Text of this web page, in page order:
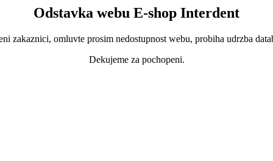
Odstavka webu E-shop Interdent
zakaznici, omluvte prosim nedostupnost webu, probiha udrzba
Dekujeme za pochopeni.